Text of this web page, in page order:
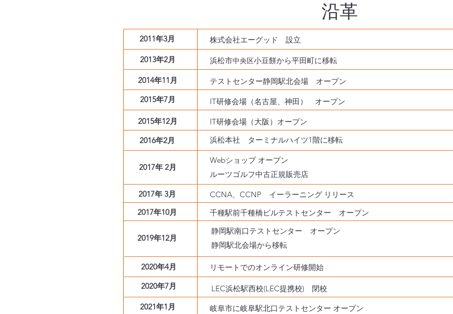
沿革
2011年3月
2013年2月
2014年11月
2015年7月
2015年12月
2016年2月
2017年 2月
2017年 3月
2017年10月
2019年12月
2020年4月
2020年7月
2021年1月
株式会社エーグッド 設立
浜松市中央​区小豆餅から平田町に移転
テストセンター静岡駅北会場 オープン
IT研修会場（名古屋、神田） オープン
IT研修会場（大阪）オープン
浜松本社 ターミナルハイツ1階に移転
Webショップ オープン
ルーツゴルフ中古正規販売店
CCNA、CCNP イーラーニング リリース
千種駅前千種橋ビルテストセンター オープン
静岡駅南口テストセンター オープン
静岡駅北会場から移転
リモートでのオンライン研修開始
LEC浜松駅西校(LEC提携校) 閉校
岐阜市に岐阜駅北口テストセンター オープン